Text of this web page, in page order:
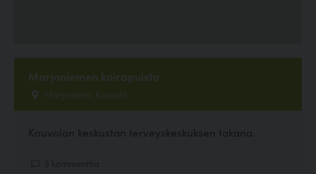
Marjoniemen koirapuisto
Marjoniemi, Kouvola
Kouvolan keskustan terveyskeskuksen takana.